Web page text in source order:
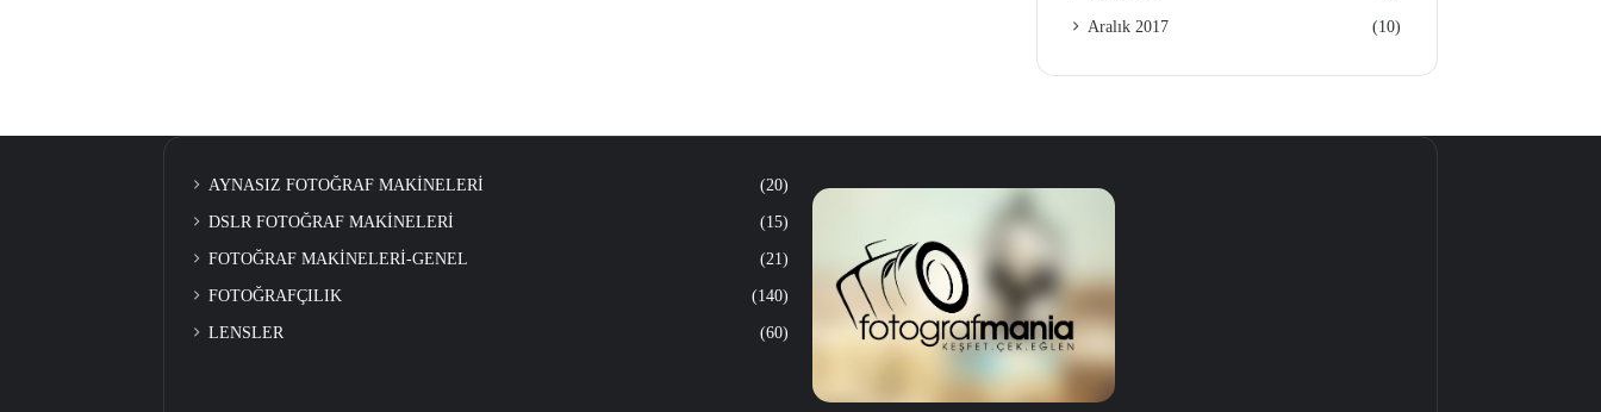
Aralık 2017 (10)
AYNASIZ FOTOĞRAF MAKİNELERİ (20)
DSLR FOTOĞRAF MAKİNELERİ (15)
FOTOĞRAF MAKİNELERİ-GENEL (21)
FOTOĞRAFÇILIK (140)
LENSLER (60)